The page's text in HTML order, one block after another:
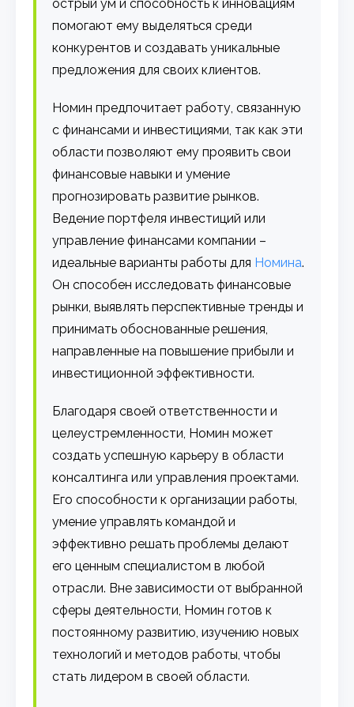
острый ум и способность к инновациям
помогают ему выделяться среди
конкурентов и создавать уникальные
предложения для своих клиентов.
Номин предпочитает работу, связанную
с финансами и инвестициями, так как эти
области позволяют ему проявить свои
финансовые навыки и умение
прогнозировать развитие рынков.
Ведение портфеля инвестиций или
управление финансами компании –
идеальные варианты работы для Номина.
Он способен исследовать финансовые
рынки, выявлять перспективные тренды и
принимать обоснованные решения,
направленные на повышение прибыли и
инвестиционной эффективности.
Благодаря своей ответственности и
целеустремленности, Номин может
создать успешную карьеру в области
консалтинга или управления проектами.
Его способности к организации работы,
умение управлять командой и
эффективно решать проблемы делают
его ценным специалистом в любой
отрасли. Вне зависимости от выбранной
сферы деятельности, Номин готов к
постоянному развитию, изучению новых
технологий и методов работы, чтобы
стать лидером в своей области.